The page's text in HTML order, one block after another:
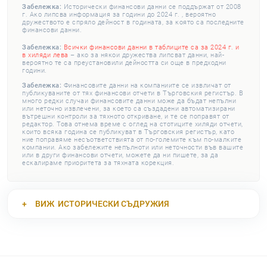
Забележка: Исторически финансови данни се поддържат от 2008
г. Ако липсва информация за години до 2024 г. , вероятно
дружеството е спряло дейност в годината, за която са последните
финансови данни.
Забележка: Всички финансови данни в таблиците са за 2024 г. и
в хиляди лева – ако за някои дружества липсват данни, най-
вероятно те са преустановили дейността си още в предходни
години.
Забележка: Финансовите данни на компаниите се извличат от
публикуваните от тях финансови отчети в Търговския регистър. В
много редки случаи финансовите данни може да бъдат непълни
или неточно извлечени, за което са създадени автоматизирани
вътрешни контроли за тяхното откриване, и те се поправят от
редактор. Това отнема време с оглед на стотиците хиляди отчети,
които всяка година се публикуват в Търговския регистър, като
ние поправяме несъответствията от по-големите към по-малките
компании. Ако забележите непълноти или неточности във вашите
или в други финансови отчети, можете да ни пишете, за да
ескалираме приоритета за тяхната корекция.
ВИЖ ИСТОРИЧЕСКИ СЪДРУЖИЯ